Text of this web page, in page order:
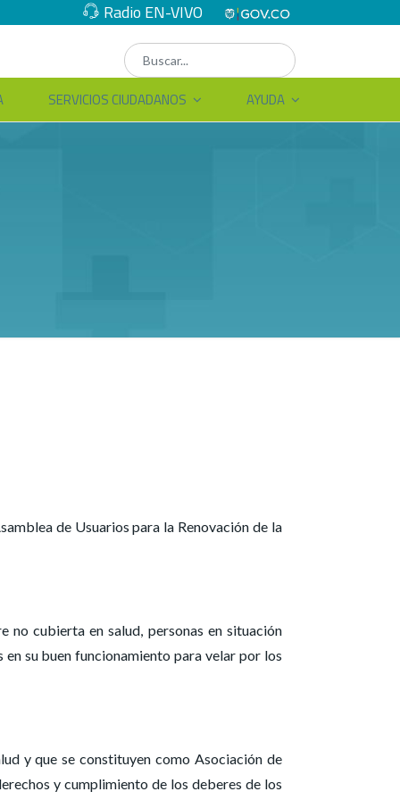
Radio EN-VIVO
SERVICIOS CIUDADANOS AYUDA
de Usuarios para la Renovación de la
no cubierta en salud, personas en situación
su buen funcionamiento para velar por los
y que se constituyen como Asociación de
y cumplimiento de los deberes de los